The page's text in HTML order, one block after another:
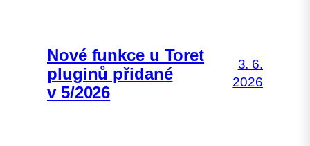
Nové funkce u Toret
pluginů přidané
v 5/2026
3. 6.
2026